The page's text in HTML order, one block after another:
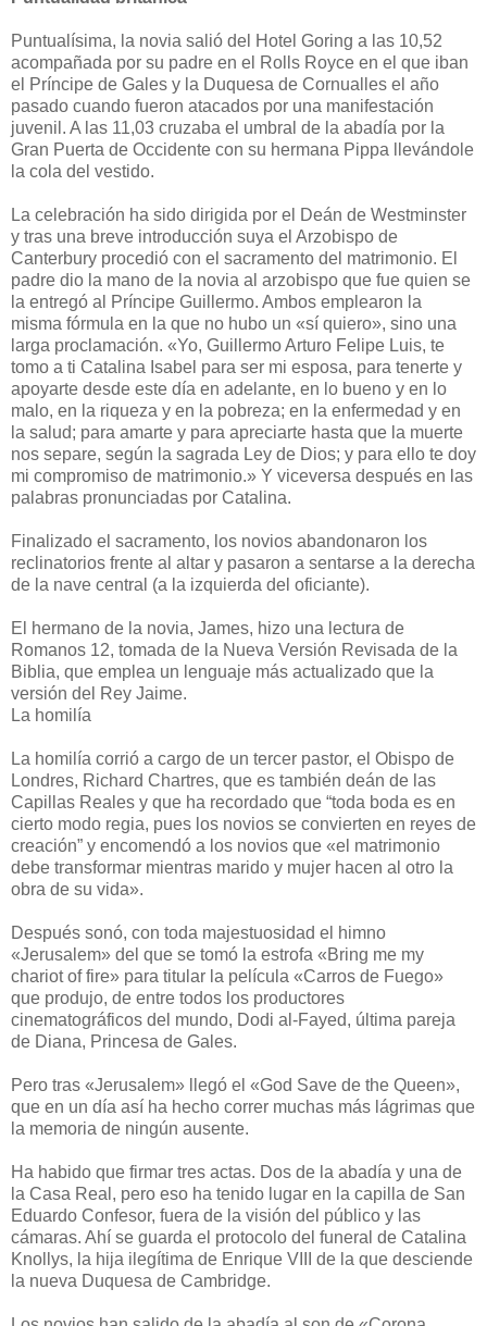
Puntualísima, la novia salió del Hotel Goring a las 10,52
acompañada por su padre en el Rolls Royce en el que iban
el Príncipe de Gales y la Duquesa de Cornualles el año
pasado cuando fueron atacados por una manifestación
juvenil. A las 11,03 cruzaba el umbral de la abadía por la
Gran Puerta de Occidente con su hermana Pippa llevándole
la cola del vestido.
La celebración ha sido dirigida por el Deán de Westminster
y tras una breve introducción suya el Arzobispo de
Canterbury procedió con el sacramento del matrimonio. El
padre dio la mano de la novia al arzobispo que fue quien se
la entregó al Príncipe Guillermo. Ambos emplearon la
misma fórmula en la que no hubo un «sí quiero», sino una
larga proclamación. «Yo, Guillermo Arturo Felipe Luis, te
tomo a ti Catalina Isabel para ser mi esposa, para tenerte y
apoyarte desde este día en adelante, en lo bueno y en lo
malo, en la riqueza y en la pobreza; en la enfermedad y en
la salud; para amarte y para apreciarte hasta que la muerte
nos separe, según la sagrada Ley de Dios; y para ello te doy
mi compromiso de matrimonio.» Y viceversa después en las
palabras pronunciadas por Catalina.
Finalizado el sacramento, los novios abandonaron los
reclinatorios frente al altar y pasaron a sentarse a la derecha
de la nave central (a la izquierda del oficiante).
El hermano de la novia, James, hizo una lectura de
Romanos 12, tomada de la Nueva Versión Revisada de la
Biblia, que emplea un lenguaje más actualizado que la
versión del Rey Jaime.
La homilía
La homilía corrió a cargo de un tercer pastor, el Obispo de
Londres, Richard Chartres, que es también deán de las
Capillas Reales y que ha recordado que “toda boda es en
cierto modo regia, pues los novios se convierten en reyes de
creación” y encomendó a los novios que «el matrimonio
debe transformar mientras marido y mujer hacen al otro la
obra de su vida».
Después sonó, con toda majestuosidad el himno
«Jerusalem» del que se tomó la estrofa «Bring me my
chariot of fire» para titular la película «Carros de Fuego»
que produjo, de entre todos los productores
cinematográficos del mundo, Dodi al-Fayed, última pareja
de Diana, Princesa de Gales.
Pero tras «Jerusalem» llegó el «God Save de the Queen»,
que en un día así ha hecho correr muchas más lágrimas que
la memoria de ningún ausente.
Ha habido que firmar tres actas. Dos de la abadía y una de
la Casa Real, pero eso ha tenido lugar en la capilla de San
Eduardo Confesor, fuera de la visión del público y las
cámaras. Ahí se guarda el protocolo del funeral de Catalina
Knollys, la hija ilegítima de Enrique VIII de la que desciende
la nueva Duquesa de Cambridge.